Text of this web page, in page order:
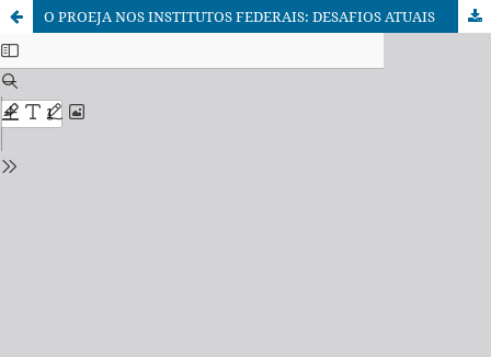
O PROEJA NOS INSTITUTOS FEDERAIS: DESAFIOS ATUAIS